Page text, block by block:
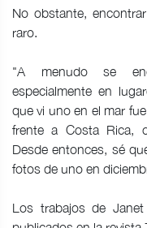
No obstante,
raro.
"A menudo se
especialmente en
que vi uno en el mar
frente a Costa Rica,
Desde entonces, sé
fotos de uno en
Los trabajos de